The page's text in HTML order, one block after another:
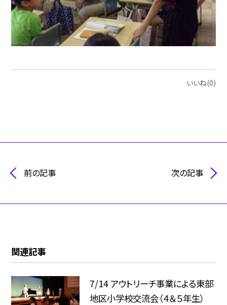
いいね(0)
前の記事 次の記事
関連記事
7/14 アウトリーチ事業による東部
地区小学校交流会（４＆５年生）